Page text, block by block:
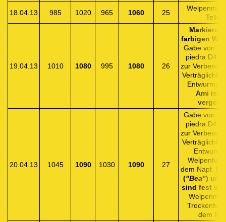
18.04.13 985 1020 965 1060 25
Teller.
19.04.13 1010 1080 995 1080 26
farbigen
Gabe von
piedra D4"-
zur
Ami ist
20.04.13 1045 1090 1030 1090 27
Gabe von
piedra D4"-
zur
dem Napf.
("Bea") und
sind fest
dem